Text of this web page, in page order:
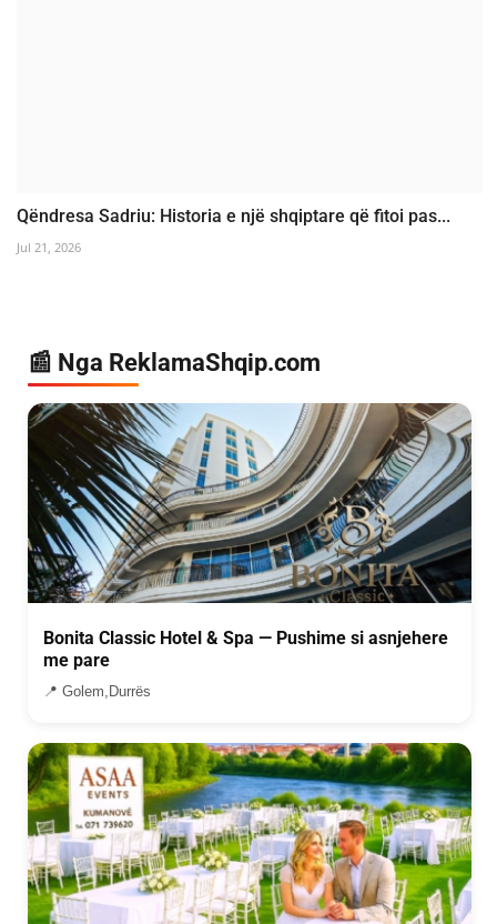
Qëndresa Sadriu: Historia e një shqiptare që fitoi pas...
Jul 21, 2026
📰 Nga ReklamaShqip.com
Bonita Classic Hotel & Spa — Pushime si asnjehere
me pare
📍 Golem,Durrës